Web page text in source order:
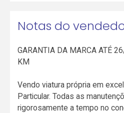
Notas do
GARANTIA DA MARCA ATÉ
KM
Vendo viatura própria em
Particular. Todas as
rigorosamente a tempo no